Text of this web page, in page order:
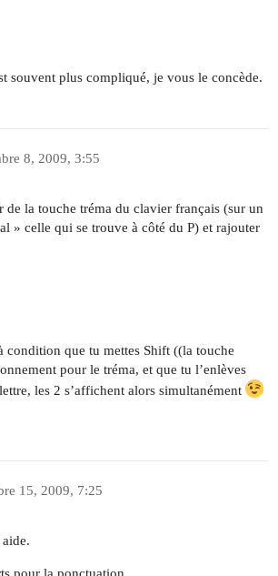
souvent plus compliqué, je vous le concède.
8, 2009, 3:55
de la touche tréma du clavier français (sur un
» celle qui se trouve à côté du P) et rajouter
condition que tu mettes Shift ((la touche
pour le tréma, et que tu l’enlèves
les 2 s’affichent alors simultanément
15, 2009, 7:25